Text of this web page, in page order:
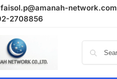
faisol.p@amanah-network.com
2708856